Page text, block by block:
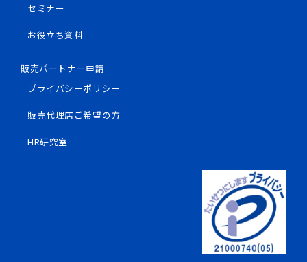
セミナー
お役立ち資料
販売パートナー申請
プライバシーポリシー
販売代理店ご希望の方
HR研究室